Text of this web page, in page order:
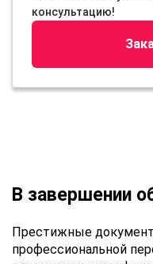
консультацию!
В завершении
Престижные
профессиональной